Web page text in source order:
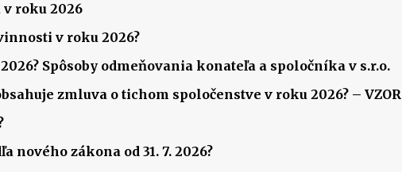
roku 2026
v roku 2026?
Spôsoby odmeňovania konateľa a spoločníka v s.r.o.
zmluva o tichom spoločenstve v roku 2026? – VZOR
zákona od 31. 7. 2026?